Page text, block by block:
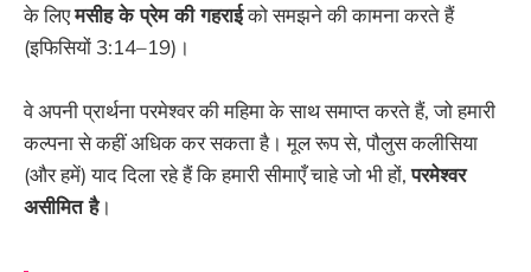
के लिएमसीह के प्रेम की गहराईको समझने की कामना करते हैं
(इफिसियों 3:14–19)।
वे अपनी प्रार्थना परमेश्वर की महिमा के साथ समाप्त करते हैं, जो हमारी
कल्पना से कहीं अधिक कर सकता है। मूल रूप से, पौलुस कलीसिया
(और हमें) याद दिला रहे हैं कि हमारी सीमाएँ चाहे जो भी हों,परमेश्वर
असीमित है।